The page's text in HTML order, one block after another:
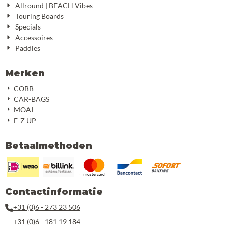
Allround | BEACH Vibes
Touring Boards
Specials
Accessoires
Paddles
Merken
COBB
CAR-BAGS
MOAI
E-Z UP
Betaalmethoden
Contactinformatie
+31 (0)6 - 273 23 506
+31 (0)6 - 181 19 184